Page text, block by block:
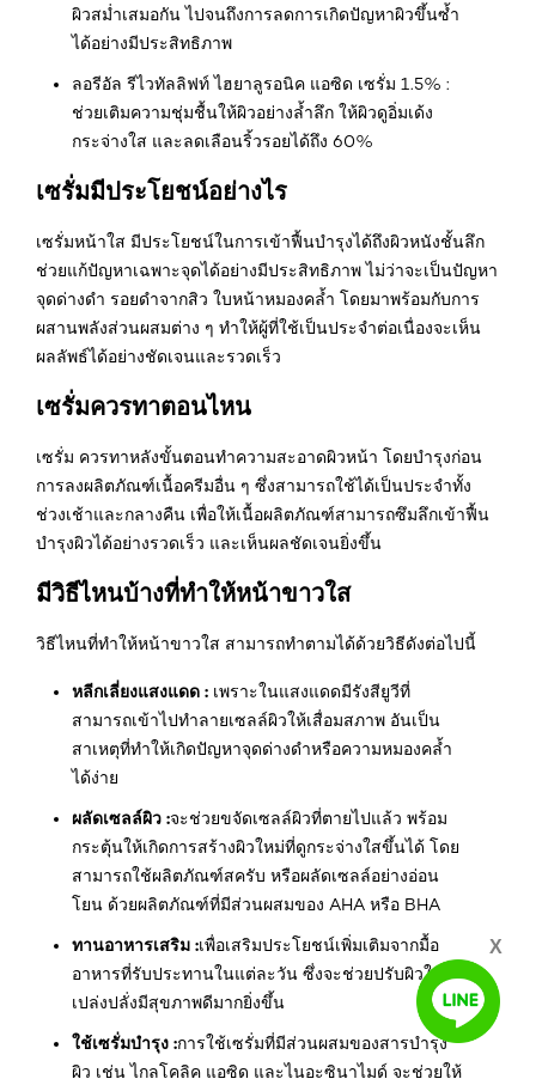
X
ผิวสม่ำเสมอกัน ไปจนถึงการลดการเกิดปัญหาผิวขึ้นซ้ำ
ได้อย่างมีประสิทธิภาพ
ลอรีอัล รีไวทัลลิฟท์ ไฮยาลูรอนิค แอซิด เซรั่ม 1.5% :
ช่วยเติมความชุ่มชื้นให้ผิวอย่างล้ำลึก ให้ผิวดูอิ่มเด้ง
กระจ่างใส และลดเลือนริ้วรอยได้ถึง 60%
เซรั่มมีประโยชน์อย่างไร
เซรั่มหน้าใส มีประโยชน์ในการเข้าฟื้นบำรุงได้ถึงผิวหนังชั้นลึก
ช่วยแก้ปัญหาเฉพาะจุดได้อย่างมีประสิทธิภาพ ไม่ว่าจะเป็นปัญหา
จุดด่างดำ รอยดำจากสิว ใบหน้าหมองคล้ำ โดยมาพร้อมกับการ
ผสานพลังส่วนผสมต่าง ๆ ทำให้ผู้ที่ใช้เป็นประจำต่อเนื่องจะเห็น
ผลลัพธ์ได้อย่างชัดเจนและรวดเร็ว
เซรั่มควรทาตอนไหน
เซรั่ม ควรทาหลังขั้นตอนทำความสะอาดผิวหน้า โดยบำรุงก่อน
การลงผลิตภัณฑ์เนื้อครีมอื่น ๆ ซึ่งสามารถใช้ได้เป็นประจำทั้ง
ช่วงเช้าและกลางคืน เพื่อให้เนื้อผลิตภัณฑ์สามารถซึมลึกเข้าฟื้น
บำรุงผิวได้อย่างรวดเร็ว และเห็นผลชัดเจนยิ่งขึ้น
มีวิธีไหนบ้างที่ทําให้หน้าขาวใส
วิธีไหนที่ทําให้หน้าขาวใส สามารถทำตามได้ด้วยวิธีดังต่อไปนี้
หลีกเลี่ยงแสงแดด : เพราะในแสงแดดมีรังสียูวีที่
สามารถเข้าไปทำลายเซลล์ผิวให้เสื่อมสภาพ อันเป็น
สาเหตุที่ทำให้เกิดปัญหาจุดด่างดำหรือความหมองคล้ำ
ได้ง่าย
ผลัดเซลล์ผิว :จะช่วยขจัดเซลล์ผิวที่ตายไปแล้ว พร้อม
กระตุ้นให้เกิดการสร้างผิวใหม่ที่ดูกระจ่างใสขึ้นได้ โดย
สามารถใช้ผลิตภัณฑ์สครับ หรือผลัดเซลล์อย่างอ่อน
โยน ด้วยผลิตภัณฑ์ที่มีส่วนผสมของ AHA หรือ BHA
ทานอาหารเสริม :เพื่อเสริมประโยชน์เพิ่มเติมจากมื้อ
อาหารที่รับประทานในแต่ละวัน ซึ่งจะช่วยปรับผิวให้
เปล่งปลั่งมีสุขภาพดีมากยิ่งขึ้น
ใช้เซรั่มบำรุง :การใช้เซรั่มที่มีส่วนผสมของสารบำรุง
ผิว เช่น ไกลโคลิค แอซิด และไนอะซินาไมด์ จะช่วยให้